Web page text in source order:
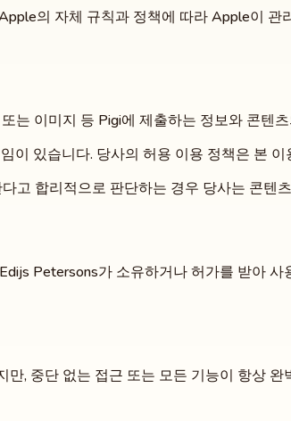
의 자체 규칙과 정책에 따라 Apple이
는 이미지 등 Pigi에 제출하는 정보와 콘텐
있습니다. 당사의 허용 이용 정책은 본
고 합리적으로 판단하는 경우 당사는 콘텐
Petersons가 소유하거나 허가를 받아
, 중단 없는 접근 또는 모든 기능이 항상